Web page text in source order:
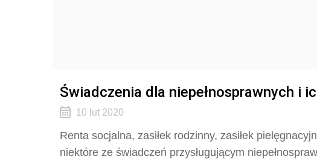
Świadczenia dla niepełnosprawnych i
10 lut 2020
Renta socjalna, zasiłek rodzinny, zasiłek
niektóre ze świadczeń przysługującym